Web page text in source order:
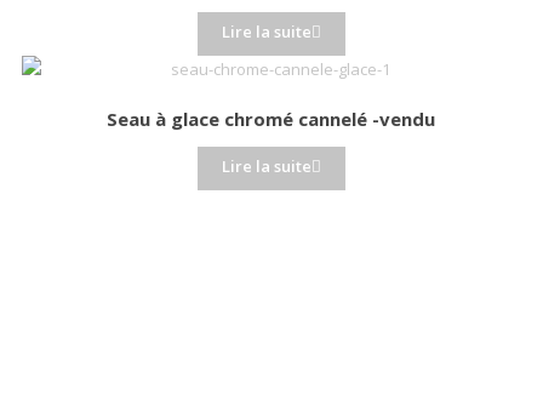
Lire la suite
Seau à glace chromé cannelé -vendu
Lire la suite